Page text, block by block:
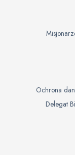
Ochrona
Delegat